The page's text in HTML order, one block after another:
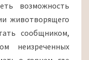
возможность
животворящего
сообщником,
неизреченных